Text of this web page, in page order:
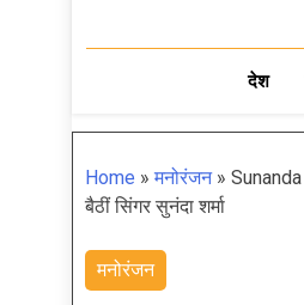
देश
Home »मनोरंजन» Sunanda
बैठीं सिंगर सुनंदा शर्मा
मनोरंजन